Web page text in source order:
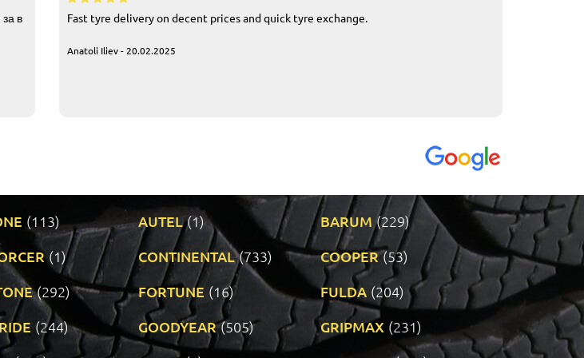
в
Fast tyre delivery on decent prices and quick tyre exchange.
Anatoli Iliev - 20.02.2025
(113) AUTEL (1) BARUM (229)
(1) CONTINENTAL (733) COOPER (53)
(292) FORTUNE (16) FULDA (204)
(244) GOODYEAR (505) GRIPMAX (231)